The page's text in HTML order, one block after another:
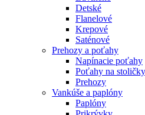
Detské
Flanelové
Krepové
Saténové
Prehozy a poťahy
Napínacie poťahy
Poťahy na stoličky
Prehozy
Vankúše a paplóny
Paplóny